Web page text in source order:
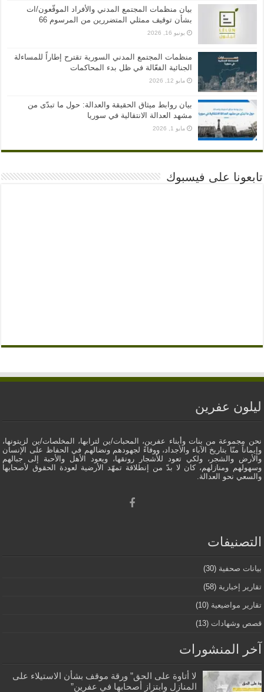
بيان منظمات المجتمع المدني والأفراد الموقّعون/ات
بشأن توقيف ممثلي المتضررين من المرسوم 66
يونيو 16, 2026
منظمات المجتمع المدني السورية تقترح إطاراً للمساءلة
الجنائية الفعّالة في ظل بدء المحاكمات
مايو 12, 2026
بيان روابط ميثاق الحقيقة والعدالة: حول ما تبدّى من
مشهد العدالة الانتقالية في سوريا
مايو 1, 2026
تابعونا على فيسبوك
ليلون عفرين
نحن مجموعة من بنات وأبناء عفرين، المحبات/ين لترابها، المخلصات/ين لزيتونها،
وإيماناً منّا بتاريخ الآباء والأجداد، ووفاءً لجهودهم ونضالهم في الحفاظ على الإنسان
والأرض والشجر، ولكي تعود للأشجار رونقها، ويعود الأهل والأحبة إلى جبالهم
وسهولهم ومنازلهم، كان لا بدّ من إنطلاقة تمهّد الأرضية لعودة الحقوق لأصحابها
والسعي نحو العدالة.
التصنيفات
بيانات صحفية (30)
تقارير إخبارية (58)
تقارير مواضيعية (10)
قصص وشهادات (13)
آخر المنشورات
لا أتاوة على الحق” ورقة موقف بشأن الاستيلاء على
المنازل وابتزاز أصحابها في عفرين”